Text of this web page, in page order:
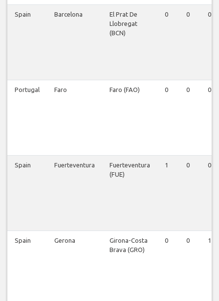
Spain Barcelona
El Prat De
Llobregat
(BCN)
0 0 0
Portugal Faro Faro (FAO) 0 0 0
Spain Fuerteventura
Fuerteventura
(FUE)
1 0 0
Spain Gerona
Girona-Costa
Brava (GRO)
0 0 1